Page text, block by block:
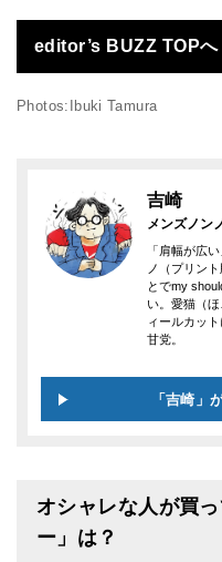
editor’s BUZZ TOPへ
Photos:Ibuki Tamura
吉崎
メンズノン
「肩幅が広
ノ（プリン
とでmy
い。愛猫（
ィールカッ
甘党。
「吉崎」
オシャレな人が買
ー」は？